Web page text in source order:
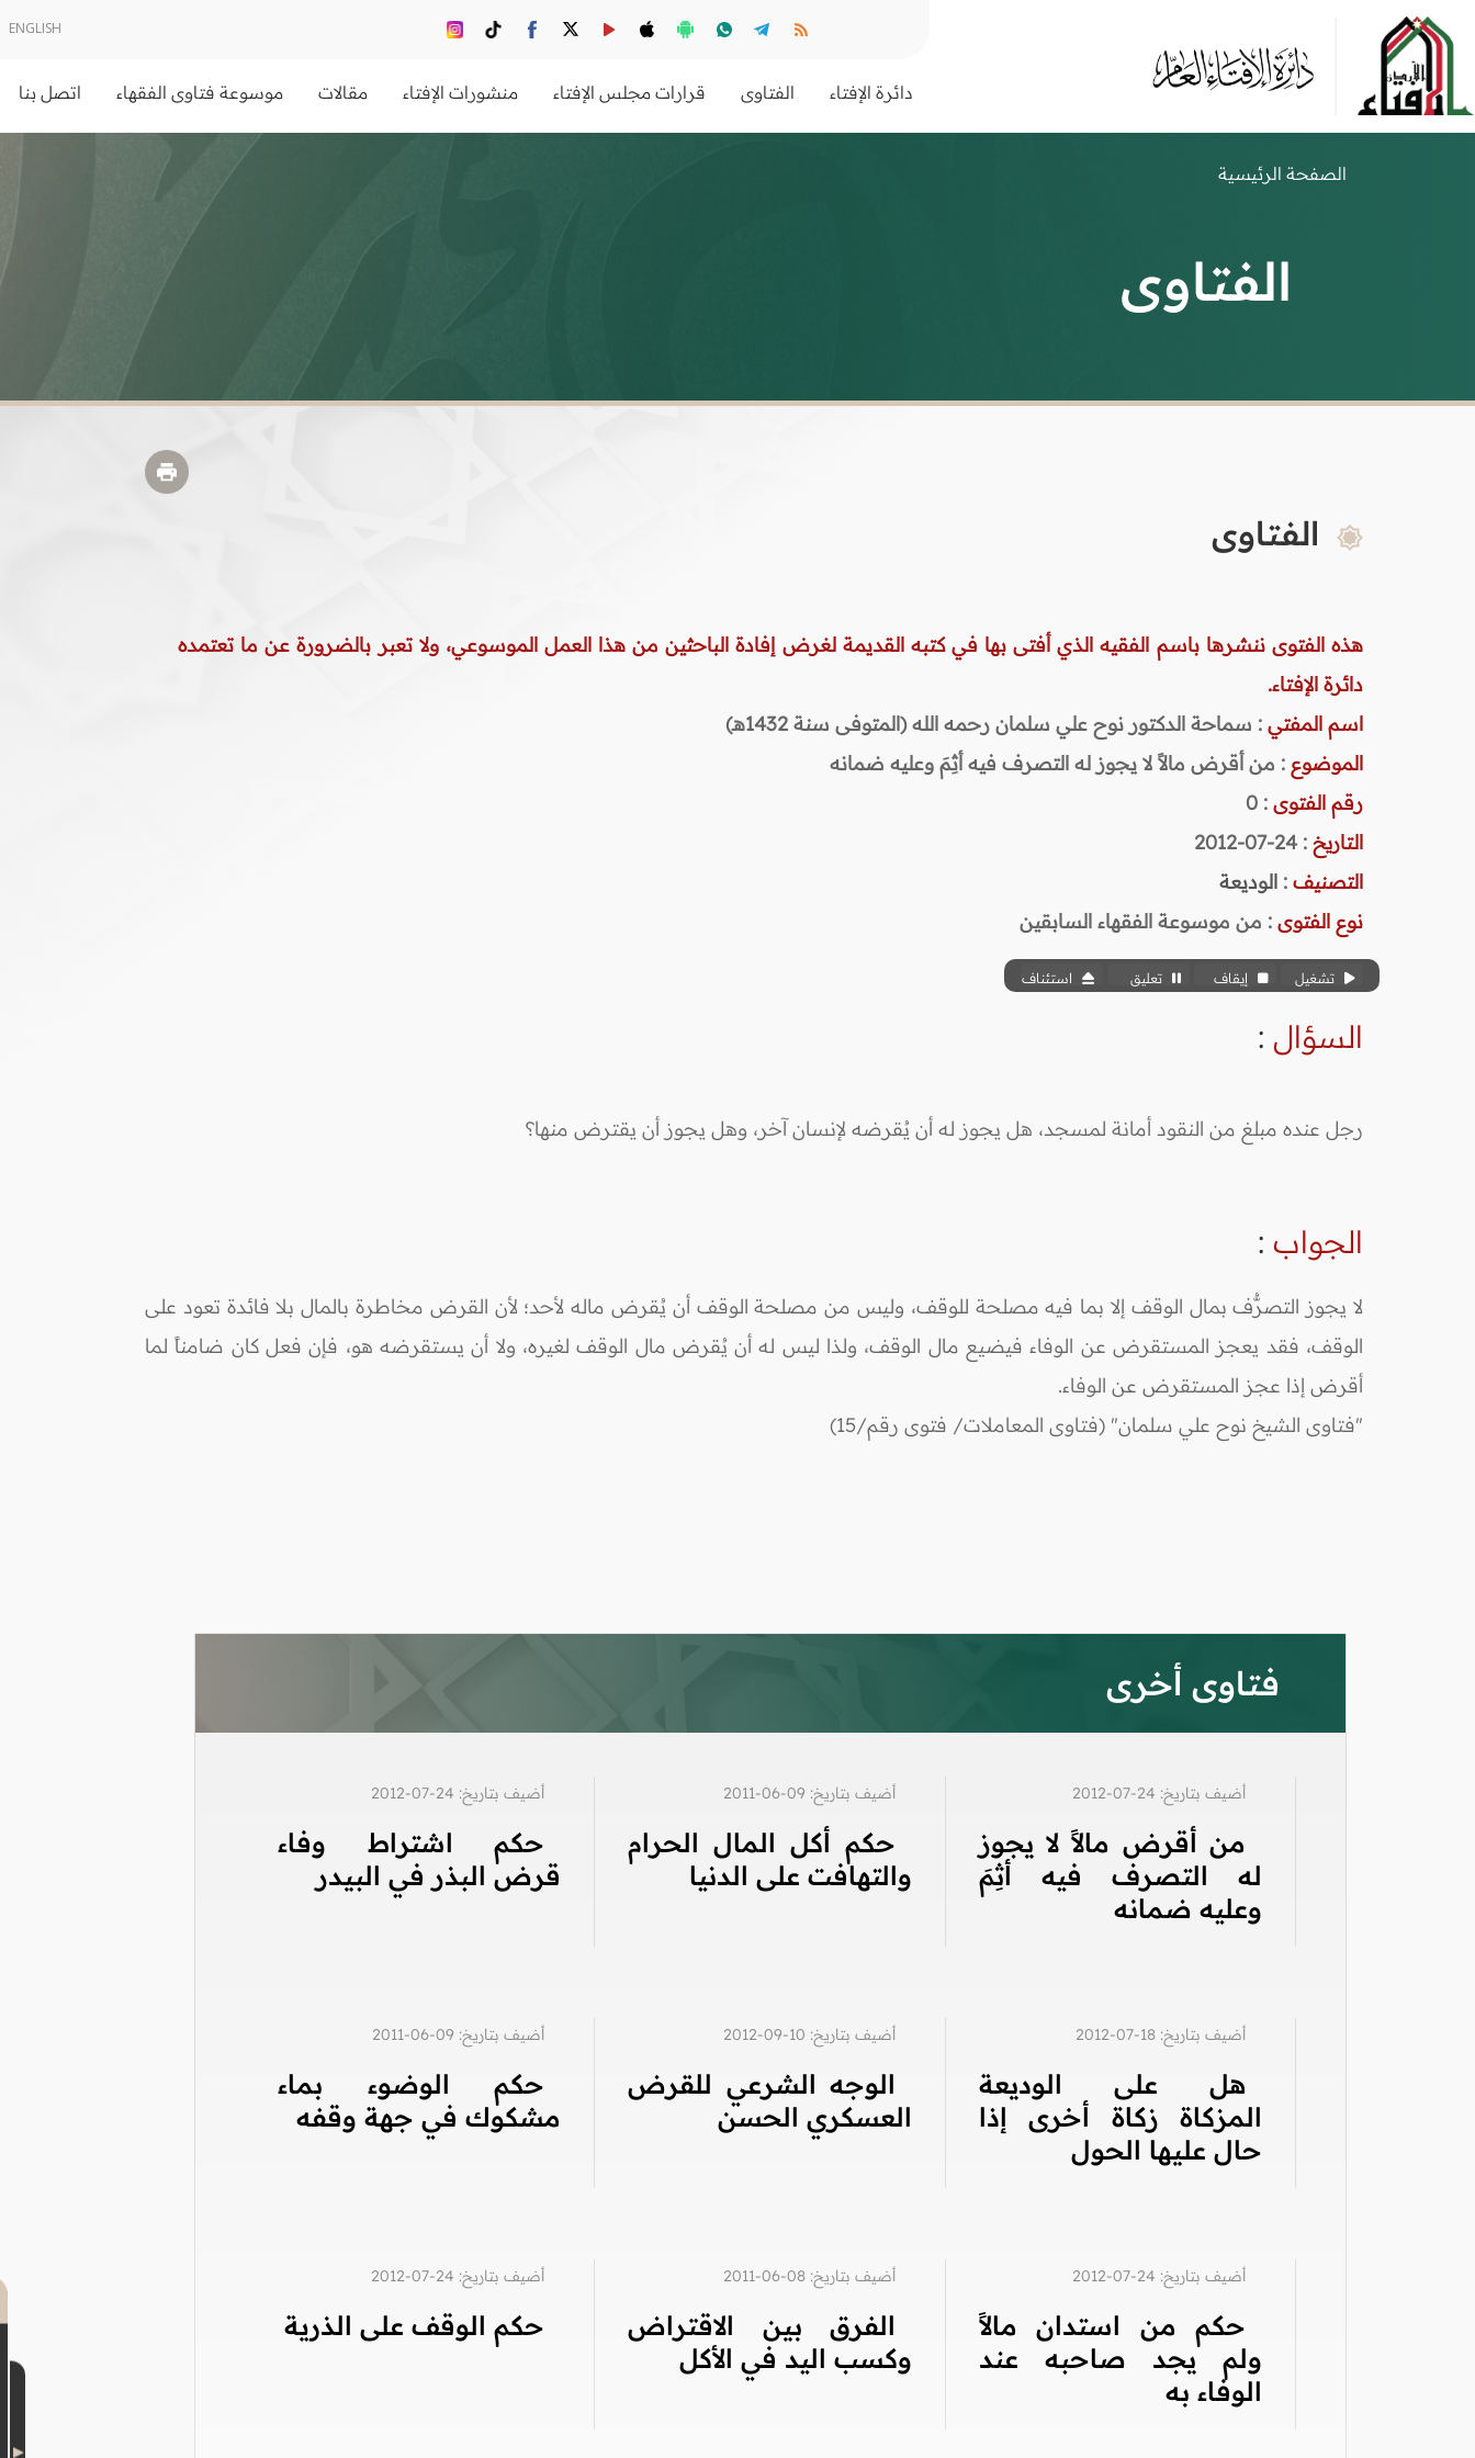
ENGLISH
دائرة الإفتاء الفتاوى قرارات مجلس الإفتاء منشورات الإفتاء مقالات موسوعة فتاوى الفقهاء اتصل بنا
الصفحة الرئيسية
الفتاوى
الفتاوى
هذه الفتوى ننشرها باسم الفقيه الذي أفتى بها في كتبه القديمة لغرض إفادة الباحثين من هذا العمل الموسوعي، ولا تعبر بالضرورة عن ما تعتمده
دائرة الإفتاء.
اسم المفتي : سماحة الدكتور نوح علي سلمان رحمه الله (المتوفى سنة 1432هـ)
الموضوع : من أقرض مالاً لا يجوز له التصرف فيه أثِمَ وعليه ضمانه
رقم الفتوى :
0
التاريخ : 24-07-2012
التصنيف : الوديعة
نوع الفتوى : من موسوعة الفقهاء السابقين
تشغيل إيقاف تعليق استئناف
السؤال :
رجل عنده مبلغ من النقود أمانة لمسجد، هل يجوز له أن يُقرضه لإنسان آخر، وهل يجوز أن يقترض منها؟
الجواب :
لا يجوز التصرُّف بمال الوقف إلا بما فيه مصلحة للوقف، وليس من مصلحة الوقف أن يُقرض ماله لأحد؛ لأن القرض مخاطرة بالمال بلا فائدة تعود على
الوقف، فقد يعجز المستقرض عن الوفاء فيضيع مال الوقف، ولذا ليس له أن يُقرض مال الوقف لغيره، ولا أن يستقرضه هو، فإن فعل كان ضامناً لما
أقرض إذا عجز المستقرض عن الوفاء.
"فتاوى الشيخ نوح علي سلمان" (فتاوى المعاملات/ فتوى رقم/15)
فتاوى أخرى
أضيف بتاريخ: 24-07-2012
من أقرض مالاً لا يجوز
له التصرف فيه أثِمَ
وعليه ضمانه
أضيف بتاريخ: 09-06-2011
حكم أكل المال الحرام
والتهافت على الدنيا
أضيف بتاريخ: 24-07-2012
حكم اشتراط وفاء
قرض البذر في البيدر
أضيف بتاريخ: 18-07-2012
هل على الوديعة
المزكاة زكاة أخرى إذا
حال عليها الحول
أضيف بتاريخ: 10-09-2012
الوجه الشرعي للقرض
العسكري الحسن
أضيف بتاريخ: 09-06-2011
حكم الوضوء بماء
مشكوك في جهة وقفه
أضيف بتاريخ: 24-07-2012
حكم من استدان مالاً
ولم يجد صاحبه عند
الوفاء به
أضيف بتاريخ: 08-06-2011
الفرق بين الاقتراض
وكسب اليد في الأكل
أضيف بتاريخ: 24-07-2012
حكم الوقف على الذرية